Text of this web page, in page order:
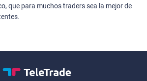
que para muchos traders sea la mejor de